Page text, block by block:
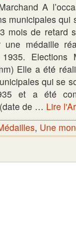
A
municipales qui
mois de retard
une médaille
Elections
Elle a été
qui se
et a été
de … Lire
, Une